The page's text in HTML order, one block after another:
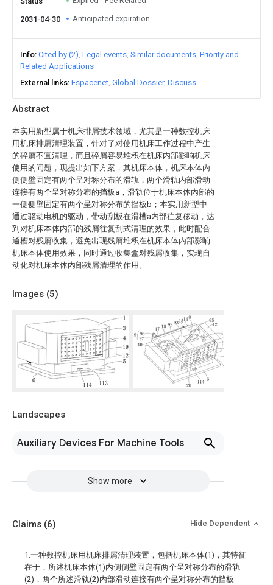
Abstract
本实用新型属于机床排屑技术领域，尤其是一种数控机床
用机床排屑清理装置，针对了对使用机床工作过程中产生
的碎屑不宜清理，而且碎屑容易堆积在机床内部影响机床
使用的问题，现提出如下方案，其机床本体，机床本体内
侧侧壁固定有两个呈对称分布的滑轨，两个滑轨内部滑动
连接有两个呈对称分布的挡板a，滑轨位于机床本体内部的
一侧侧壁固定有两个呈对称分布的挡板b；本实用新型中
通过驱动电机的驱动，带动刮板在滑槽a内部往复移动，达
到对机床本体内部的残屑往复刮式清理的效果，此时配合
通槽对残屑收集，避免出现残屑堆积在机床本体内部影响
机床本体使用效果，同时通过收集盒对残屑收集，实现自
动化对机床本体内部残屑清理的作用。
Images (5)
Landscapes
Auxiliary Devices For Machine Tools
Show more
2031-04-30 Anticipated expiration
Info Cited by (2) Legal events Similar documents Priority and
Related Applications
External links Espacenet Global Dossier Discuss
Claims (6) Hide Dependent
1.一种数控机床用机床排屑清理装置，包括机床本体(1)，其特征
在于，所述机床本体(1)内侧侧壁固定有两个呈对称分布的滑轨
(2)，两个所述滑轨(2)内部滑动连接有两个呈对称分布的挡板